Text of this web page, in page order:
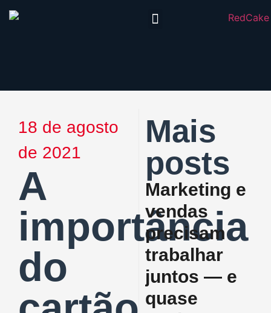
18 de agosto
de 2021
A
importância
do
Mais
posts
Marketing e
vendas
precisam
trabalhar
juntos — e
quase